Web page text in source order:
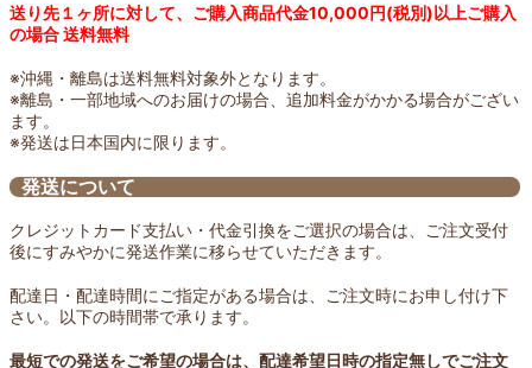
送り先１ヶ所に対して、ご購入商品代金10,000円(税別)以上ご購入
の場合 送料無料
※沖縄・離島は送料無料対象外となります。
※離島・一部地域へのお届けの場合、追加料金がかかる場合がござい
ます。
※発送は日本国内に限ります。
発送について
クレジットカード支払い・代金引換をご選択の場合は、ご注文受付
後にすみやかに発送作業に移らせていただきます。
配達日・配達時間にご指定がある場合は、ご注文時にお申し付け下
さい。以下の時間帯で承ります。
最短での発送をご希望の場合は、配達希望日時の指定無しでご注文